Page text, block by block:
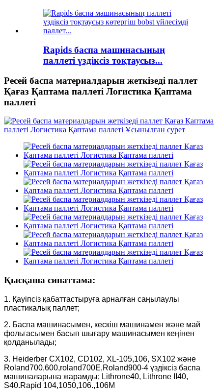
Rapids баспа машинасының
паллеті үздіксіз тоқтаусыз...
Ресей баспа материалдарын жеткізеді паллет
Қағаз Қаптама паллеті Логистика Қаптама
паллеті
Қысқаша сипаттама:
1. Қауіпсіз қабаттастыруға арналған саңылаулы
пластикалық паллет;
2. Баспа машинасымен, кескіш машинамен және май
фольгасымен басып шығару машинасымен кеңінен
қолданылады;
3. Heiderber CX102, CD102, XL-105,106, SX102 және
Roland700,600,roland700E,Roland900-4 үздіксіз баспа
машиналарына жарамды; Lithrone40, Lithrone II40,
S40.Rapid 104,1050,106.,106M